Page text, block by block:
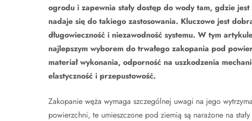
ogrodu i zapewnia stały dostęp do wody tam, gdzie
nadaje się do takiego zastosowania. Kluczowe jest
długowieczność i niezawodność systemu. W tym
najlepszym wyborem do trwałego zakopania pod
materiał wykonania, odporność na uszkodzenia
elastyczność i przepustowość.
Zakopanie węża wymaga szczególnej uwagi na jego
powierzchni, te umieszczone pod ziemią są narażone na